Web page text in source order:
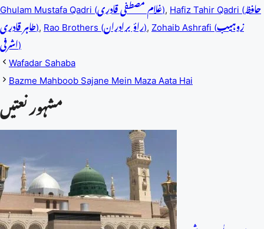
Ghulam Mustafa Qadri (غلام مصطفی قادری), Hafiz Tahir Qadri (حافظ
طاہر قادری), Rao Brothers (راؤ برادران), Zohaib Ashrafi (زوہیب
اشرفی)
Wafadar Sahaba
Bazme Mahboob Sajane Mein Maza Aata Hai
مشہور نعتیں